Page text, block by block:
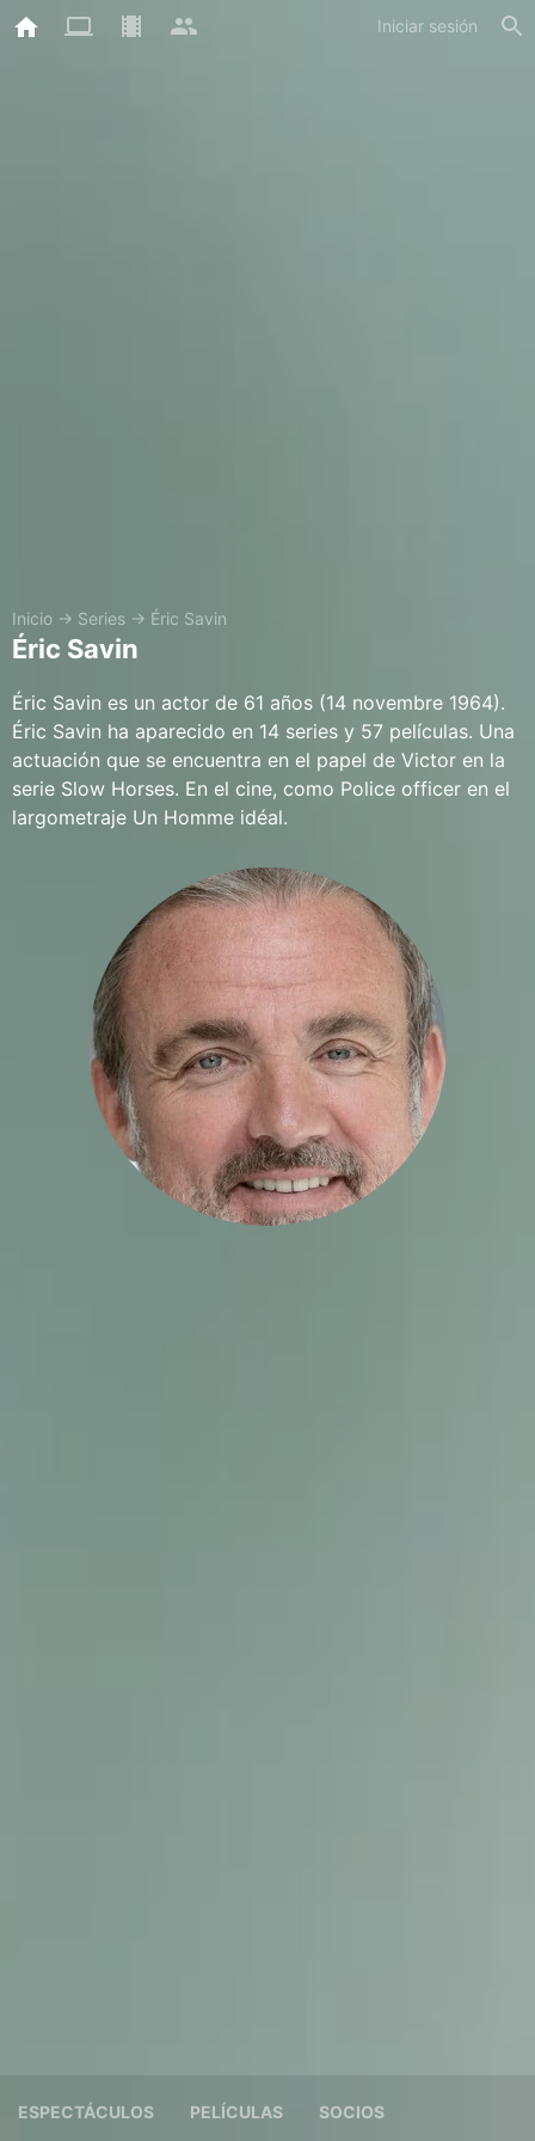
Iniciar sesión
Inicio → Series → Éric Savin
Éric Savin
Éric Savin es un actor de 61 años (14 novembre 1964).
Éric Savin ha aparecido en 14 series y 57 películas. Una
actuación que se encuentra en el papel de Victor en la
serie Slow Horses. En el cine, como Police officer en el
largometraje Un Homme idéal.
ESPECTÁCULOS PELÍCULAS SOCIOS